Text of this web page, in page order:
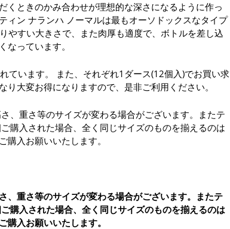
くときのかみ合わせが理想的な深さになるように作っ
ィン ナランハ ノーマルは最もオーソドックスなタイプ
やすい大きさで、また肉厚も適度で、ボトルを差し込
なっています。
ています。 また、それぞれ1ダース(12個入)でお買い求
大変お得になりますので、是非ご利用ください。
、重さ等のサイズが変わる場合がございます。またテ
購入された場合、全く同じサイズのものを揃えるのは
購入お願いいたします。
、重さ等のサイズが変わる場合がございます。またテ
購入された場合、全く同じサイズのものを揃えるのは
購入お願いいたします。